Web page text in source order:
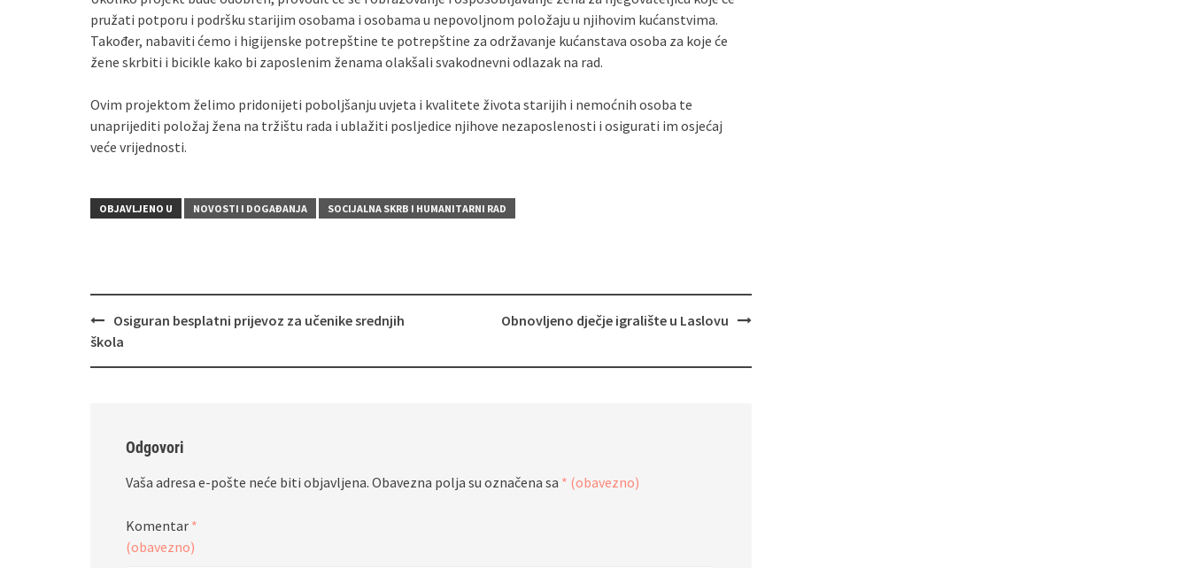
pružati potporu i podršku starijim osobama i osobama u nepovoljnom položaju u njihovim kućanstvima.
Također, nabaviti ćemo i higijenske potrepštine te potrepštine za održavanje kućanstava osoba za koje će
žene skrbiti i bicikle kako bi zaposlenim ženama olakšali svakodnevni odlazak na rad.
Ovim projektom želimo pridonijeti poboljšanju uvjeta i kvalitete života starijih i nemoćnih osoba te
unaprijediti položaj žena na tržištu rada i ublažiti posljedice njihove nezaposlenosti i osigurati im osjećaj
veće vrijednosti.
OBJAVLJENO U NOVOSTI I DOGAĐANJA SOCIJALNA SKRB I HUMANITARNI RAD
Navigacija
objava
Osiguran besplatni prijevoz za učenike srednjih
škola
Obnovljeno dječje igralište u Laslovu
Odgovori
Vaša adresa e-pošte neće biti objavljena. Obavezna polja su označena sa * (obavezno)
Komentar *
(obavezno)